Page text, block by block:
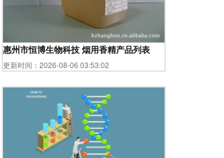
惠州市恒博生物科技 烟用香精产品列表
更新时间：2026-08-06 03:53:02